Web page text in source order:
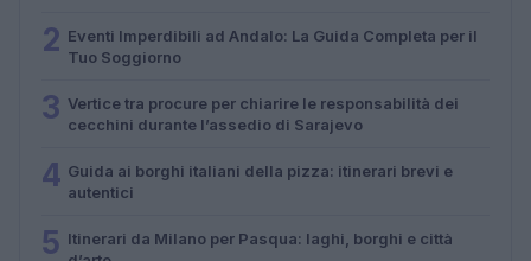
2 Eventi Imperdibili ad Andalo: La Guida Completa per il
Tuo Soggiorno
3 Vertice tra procure per chiarire le responsabilità dei
cecchini durante l’assedio di Sarajevo
4 Guida ai borghi italiani della pizza: itinerari brevi e
autentici
5 Itinerari da Milano per Pasqua: laghi, borghi e città